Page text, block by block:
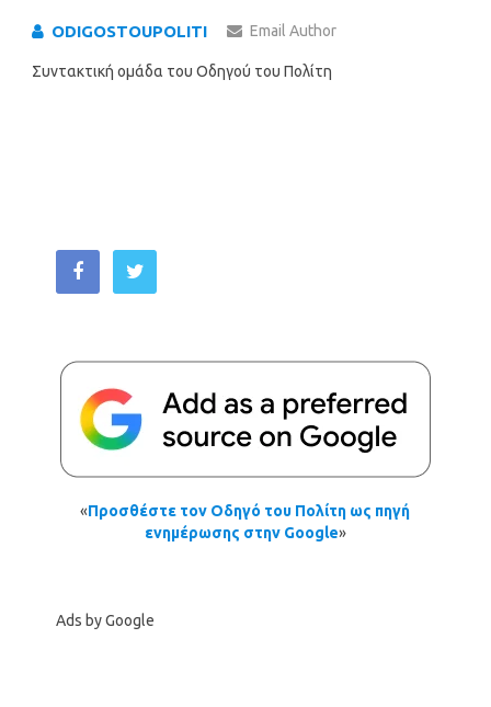
ODIGOSTOUPOLITI Email Author
Συντακτική ομάδα του Οδηγού του Πολίτη
«Προσθέστε τον Οδηγό του Πολίτη ως πηγή
ενημέρωσης στην Google»
Ads by Google